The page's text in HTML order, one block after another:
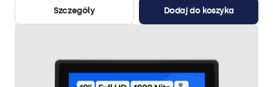
Szczegóły
Dodaj do koszyka